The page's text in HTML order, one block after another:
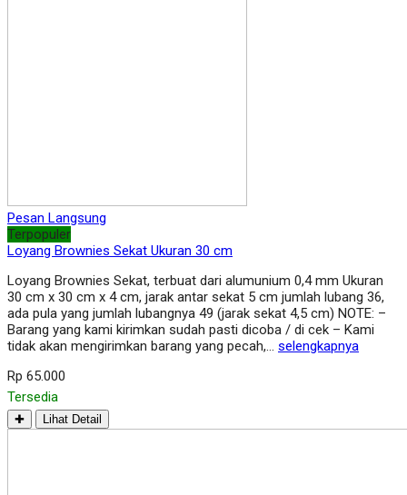
Pesan Langsung
Terpopuler
Loyang Brownies Sekat Ukuran 30 cm
Loyang Brownies Sekat, terbuat dari alumunium 0,4 mm Ukuran
30 cm x 30 cm x 4 cm, jarak antar sekat 5 cm jumlah lubang 36,
ada pula yang jumlah lubangnya 49 (jarak sekat 4,5 cm) NOTE: –
Barang yang kami kirimkan sudah pasti dicoba / di cek – Kami
tidak akan mengirimkan barang yang pecah,… selengkapnya
Rp 65.000
Tersedia
✚ Lihat Detail